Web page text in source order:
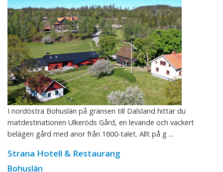
I nordöstra Bohuslän på gränsen till Dalsland hittar du
matdestinationen Ulkeröds Gård, en levande och vackert
belägen gård med anor från 1600-talet. Allt på g ...
Strana Hotell & Restaurang
Bohuslän